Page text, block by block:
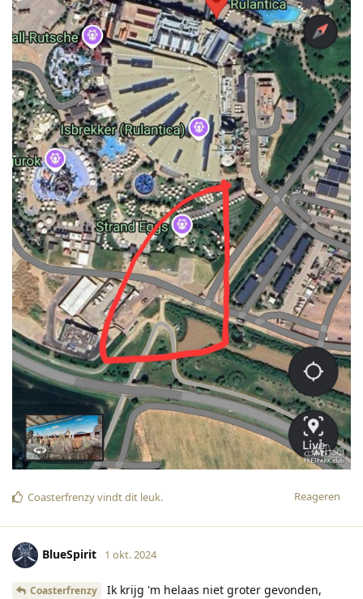
Reageren
Coasterfrenzyvindt dit leuk.
BlueSpirit 1 okt. 2024
Coasterfrenzy
Ik krijg 'm helaas niet groter gevonden,